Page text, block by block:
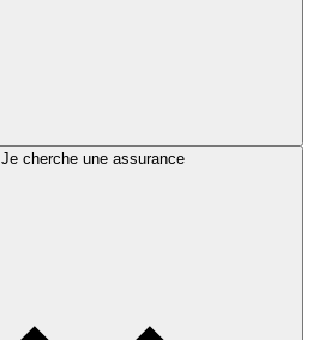
Je cherche une assurance